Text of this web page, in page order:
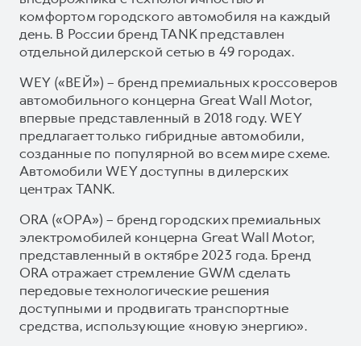
комфортом городского автомобиля на каждый
день. В России бренд TANK представлен
отдельной дилерской сетью в 49 городах.
WEY («ВЕЙ») – бренд премиальных кроссоверов
автомобильного концерна Great Wall Motor,
впервые представленный в 2018 году. WEY
предлагает только гибридные автомобили,
созданные по популярной во всем мире схеме.
Автомобили WEY доступны в дилерских
центрах TANK.
ORA («ОРА») – бренд городских премиальных
электромобилей концерна Great Wall Motor,
представленный в октябре 2023 года. Бренд
ORA отражает стремление GWM сделать
передовые технологические решения
доступными и продвигать транспортные
средства, использующие «новую энергию».